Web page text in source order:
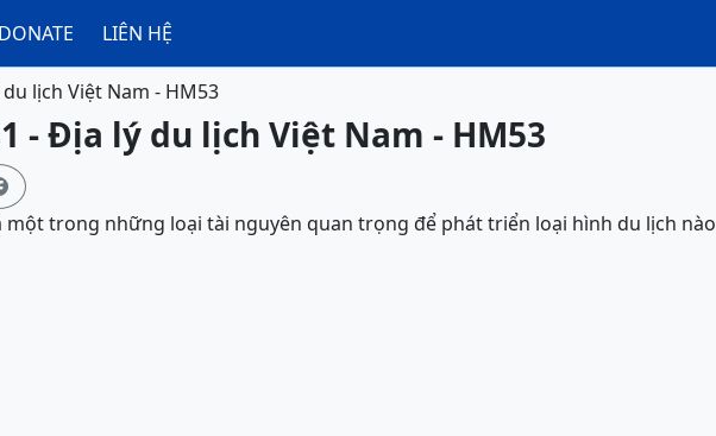
DONATE LIÊN HỆ
lịch Việt Nam - HM53
- Địa lý du lịch Việt Nam - HM53
một trong những loại tài nguyên quan trọng để phát triển loại hình du lịch nào